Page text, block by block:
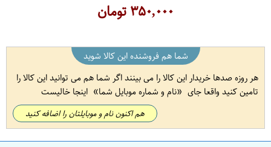
۳۵۰,۰۰۰تومان
شما هم فروشنده این کالا شوید
هر روزه صدها خریدار این کالا را می بینند اگر شما هم می توانید این کالا را
تامین کنید واقعا جای
نام و شماره موبایل شما اینجا خالیست
هم اکنون نام و موبایلتان را اضافه کنید